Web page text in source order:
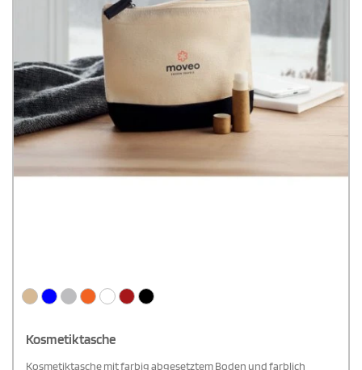
Kosmetiktasche
Kosmetiktasche mit farbig abgesetztem Boden und farblich